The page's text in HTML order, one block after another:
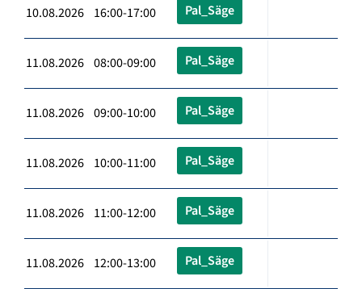
10.08.2026 16:00-17:00 Pal_Säge
11.08.2026 08:00-09:00 Pal_Säge
11.08.2026 09:00-10:00 Pal_Säge
11.08.2026 10:00-11:00 Pal_Säge
11.08.2026 11:00-12:00 Pal_Säge
11.08.2026 12:00-13:00 Pal_Säge